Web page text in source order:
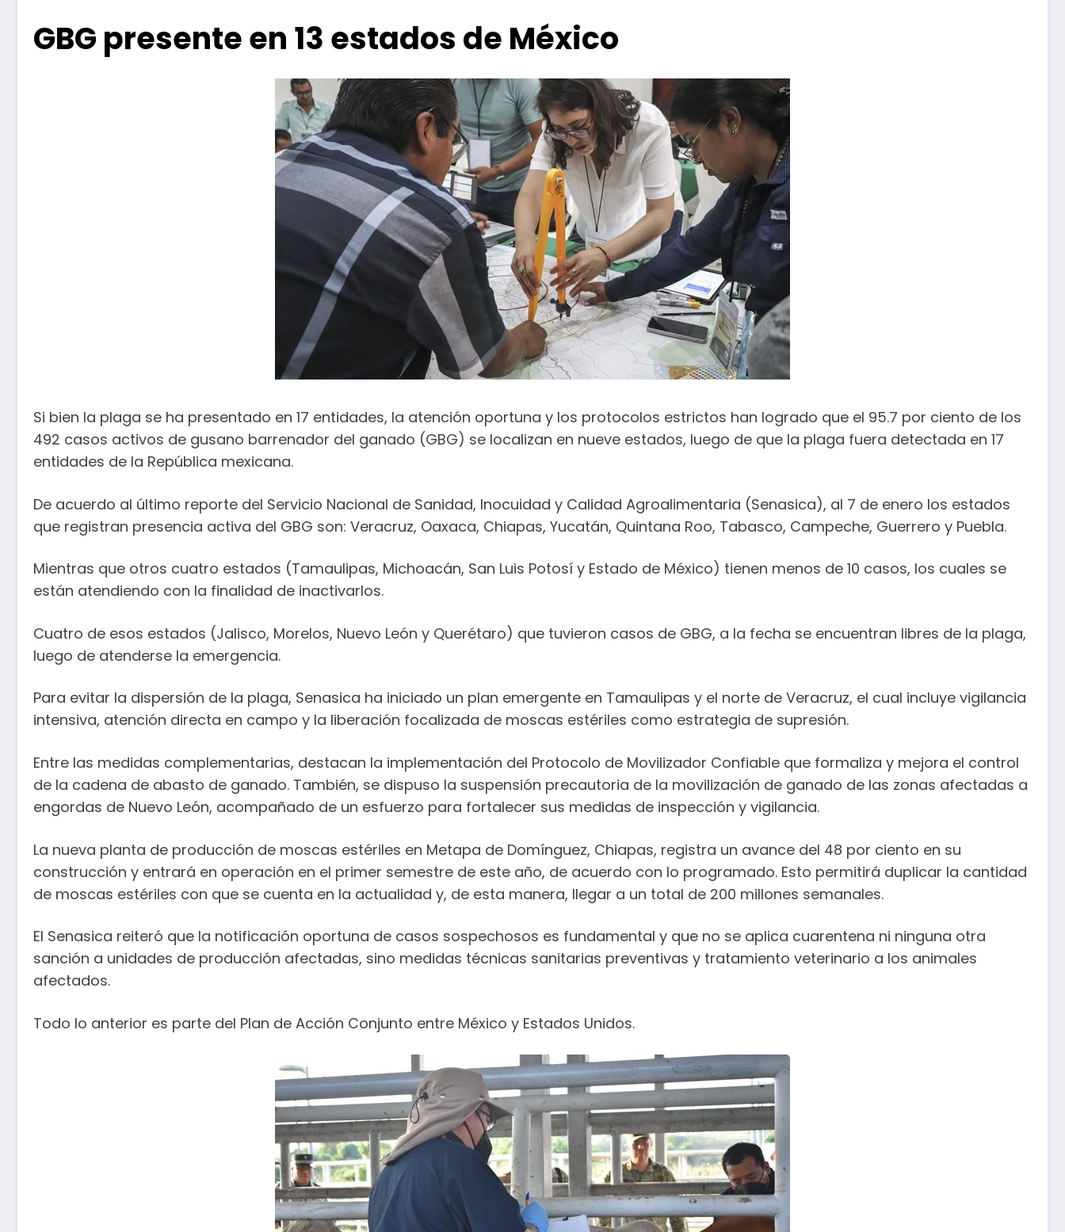
GBG presente en 13 estados de México
Si bien la plaga se ha presentado en 17 entidades, la atención oportuna y los protocolos estrictos han logrado que el 95.7 por ciento de los
492 casos activos de gusano barrenador del ganado (GBG) se localizan en nueve estados, luego de que la plaga fuera detectada en 17
entidades de la República mexicana.
De acuerdo al último reporte del Servicio Nacional de Sanidad, Inocuidad y Calidad Agroalimentaria (Senasica), al 7 de enero los estados
que registran presencia activa del GBG son: Veracruz, Oaxaca, Chiapas, Yucatán, Quintana Roo, Tabasco, Campeche, Guerrero y Puebla.
Mientras que otros cuatro estados (Tamaulipas, Michoacán, San Luis Potosí y Estado de México) tienen menos de 10 casos, los cuales se
están atendiendo con la finalidad de inactivarlos.
Cuatro de esos estados (Jalisco, Morelos, Nuevo León y Querétaro) que tuvieron casos de GBG, a la fecha se encuentran libres de la plaga,
luego de atenderse la emergencia.
Para evitar la dispersión de la plaga, Senasica ha iniciado un plan emergente en Tamaulipas y el norte de Veracruz, el cual incluye vigilancia
intensiva, atención directa en campo y la liberación focalizada de moscas estériles como estrategia de supresión.
Entre las medidas complementarias, destacan la implementación del Protocolo de Movilizador Confiable que formaliza y mejora el control
de la cadena de abasto de ganado. También, se dispuso la suspensión precautoria de la movilización de ganado de las zonas afectadas a
engordas de Nuevo León, acompañado de un esfuerzo para fortalecer sus medidas de inspección y vigilancia.
La nueva planta de producción de moscas estériles en Metapa de Domínguez, Chiapas, registra un avance del 48 por ciento en su
construcción y entrará en operación en el primer semestre de este año, de acuerdo con lo programado. Esto permitirá duplicar la cantidad
de moscas estériles con que se cuenta en la actualidad y, de esta manera, llegar a un total de 200 millones semanales.
El Senasica reiteró que la notificación oportuna de casos sospechosos es fundamental y que no se aplica cuarentena ni ninguna otra
sanción a unidades de producción afectadas, sino medidas técnicas sanitarias preventivas y tratamiento veterinario a los animales
afectados.
Todo lo anterior es parte del Plan de Acción Conjunto entre México y Estados Unidos.